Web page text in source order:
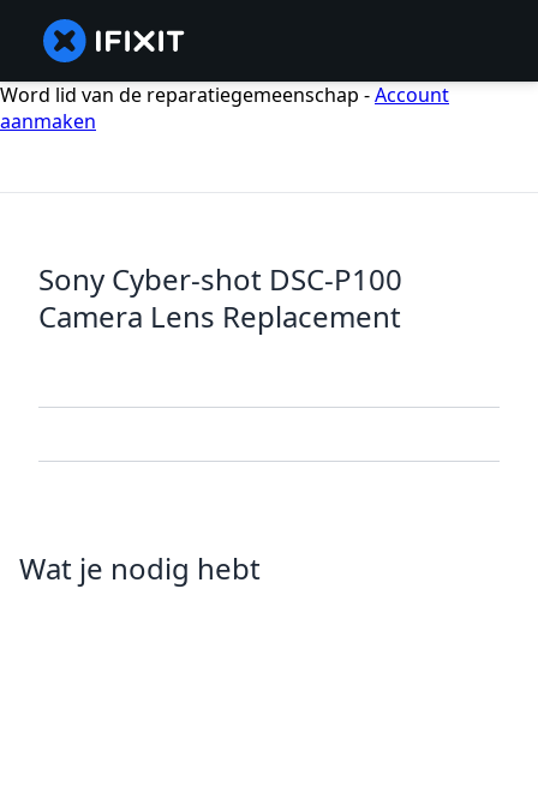
Word lid van de reparatiegemeenschap -Account
aanmaken
Sony Cyber-shot DSC-P100
Camera Lens Replacement
Wat je nodig hebt